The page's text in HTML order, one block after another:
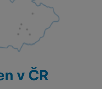
v ČR